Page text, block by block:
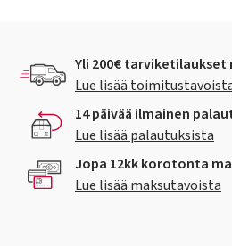
Yli 200€
Lue lisää
14 päivää ilmainen
Lue lisää palautuksista
Jopa 12kk korotonta
Lue lisää maksutavoista